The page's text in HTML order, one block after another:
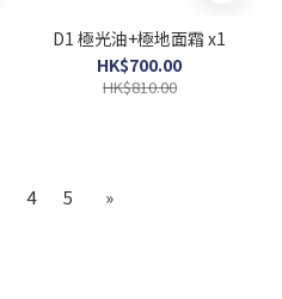
D1 極光油+極地面霜 x1
HK$700.00
HK$810.00
4 5 »